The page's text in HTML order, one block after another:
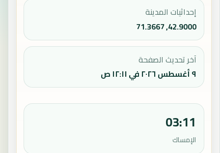
إحداثيات المدينة
42.9000, 71.3667
آخر تحديث الصفحة
٩ أغسطس ٢٠٢٦ في ١٢:١١ ص
03:11
الإمساك